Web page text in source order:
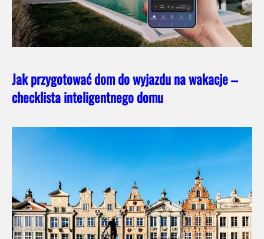
Jak przygotować dom do wyjazdu na wakacje –
checklista inteligentnego domu